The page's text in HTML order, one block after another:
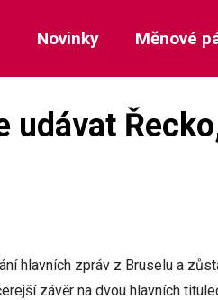
Novinky Měnové
udávat
hlavních zpráv z Bruselu a
závěr na dvou hlavních